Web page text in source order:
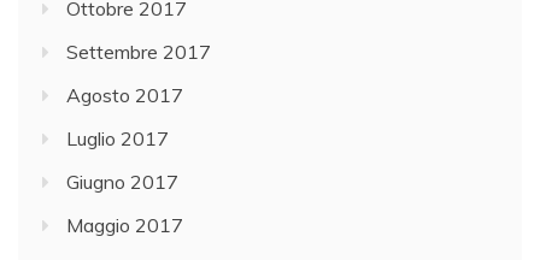
Ottobre 2017
Settembre 2017
Agosto 2017
Luglio 2017
Giugno 2017
Maggio 2017